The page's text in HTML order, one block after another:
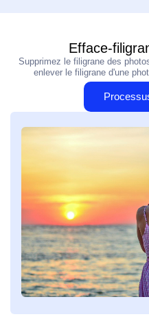
Efface-
Supprimez le filigrane des
enlever le filigrane d'une